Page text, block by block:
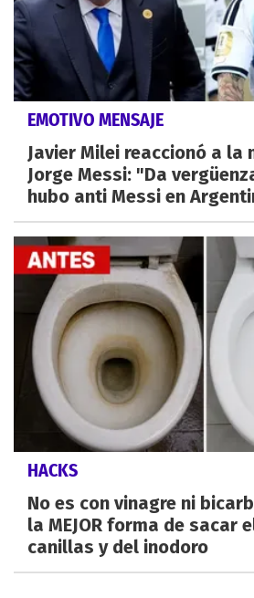
EMOTIVO MENSAJE
Javier Milei reaccionó a la
Jorge Messi: "Da
hubo anti Messi en
HACKS
No es con vinagre ni
la MEJOR forma de sacar
canillas y del inodoro